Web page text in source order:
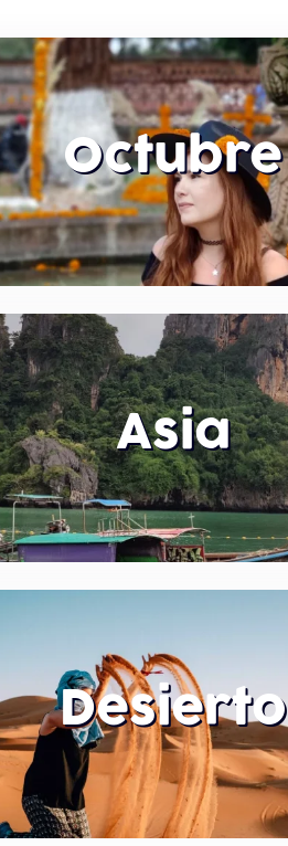
Octubre
Asia
Desierto